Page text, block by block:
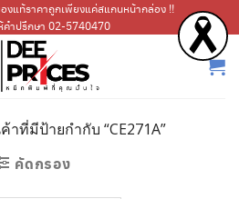
งแท้ราคาถูกเพียงแค่สแกนหน้ากล่อง !!
คำปรึกษา 02-5740470
าที่มีป้ายกำกับ “CE271A”
คัดกรอง